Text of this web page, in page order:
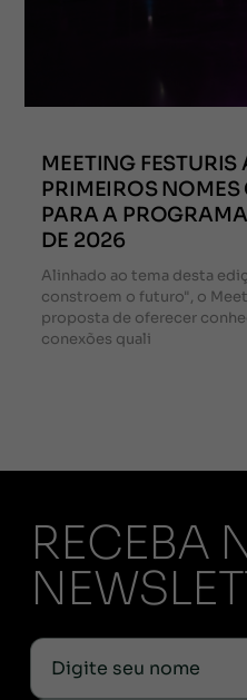
MEETING
PRIMEIROS
PARA A
DE 2026
Alinhado ao tema desta
constroem o futuro", o
proposta de oferecer
conexões quali
RECEBA